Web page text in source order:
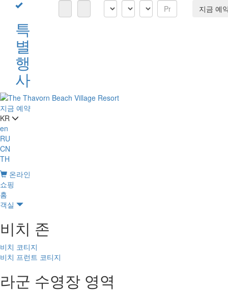
특
별
행
사
지금 예
지금 예약
KR
en
RU
CN
TH
온라인
쇼핑
홈
객실
비치 존
비치 코티지
비치 프런트 코티지
라군 수영장 영역